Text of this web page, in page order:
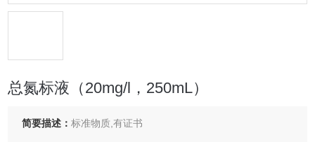
总氮标液（20mg/l，250mL）
简要描述：标准物质,有证书